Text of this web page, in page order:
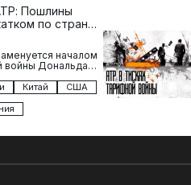
Пошлины
по странам
началом
войны Дональда
стран…Китай
США